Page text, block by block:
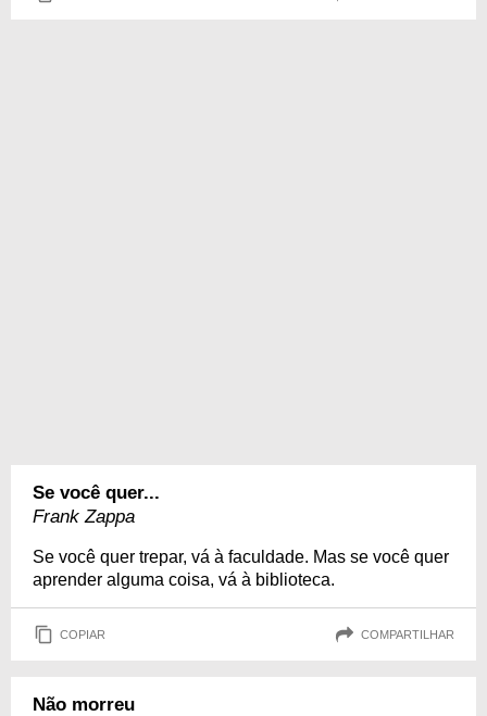
Se você quer...
Frank Zappa
Se você quer trepar, vá à faculdade. Mas se você quer
aprender alguma coisa, vá à biblioteca.
COPIAR COMPARTILHAR
Não morreu